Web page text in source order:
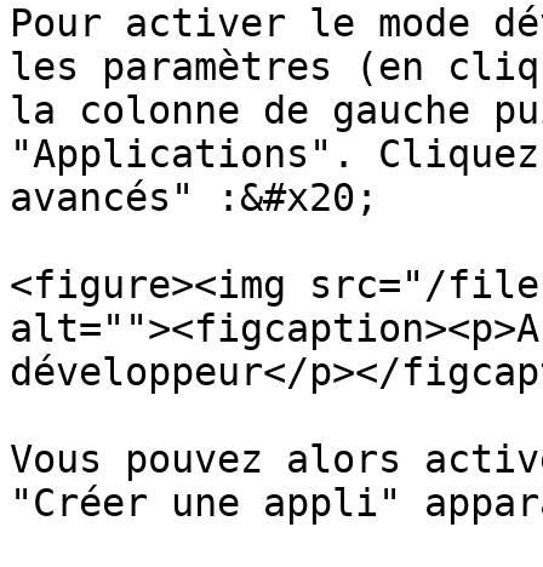
Pour activer le mode
les paramètres (en
la colonne de gauche
"Applications".
avancés" :&#x20;
<figure><img src="/files/
développeur</p></
Vous pouvez alors
"Créer une appli"